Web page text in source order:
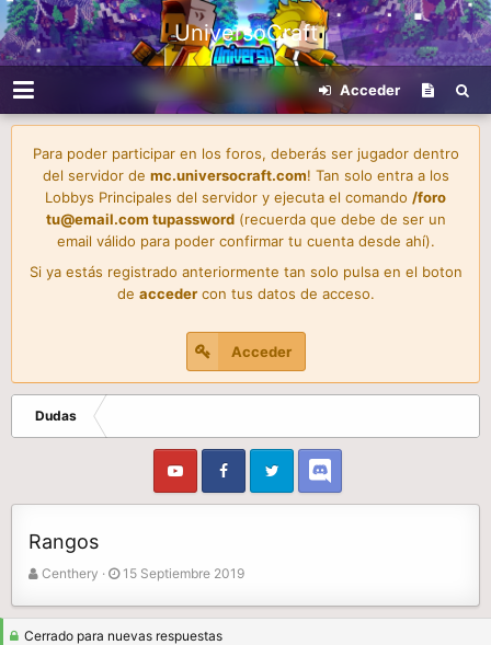
UniversoCraft
Acceder
Para poder participar en los foros, deberás ser jugador dentro
del servidor de mc.universocraft.com! Tan solo entra a los
Lobbys Principales del servidor y ejecuta el comando /foro
tu@email.com tupassword(recuerda que debe de ser un
email válido para poder confirmar tu cuenta desde ahí).
Si ya estás registrado anteriormente tan solo pulsa en el boton
de accedercon tus datos de acceso.
Acceder
Dudas
Rangos
A
o
Centhery
F
h
15 Septiembre 2019
Cerrado para nuevas respuestas